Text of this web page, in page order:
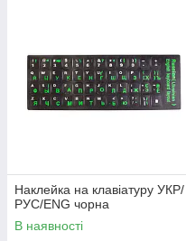
Наклейка на клавіатуру УКР/
РУС/ENG чорна
В наявності